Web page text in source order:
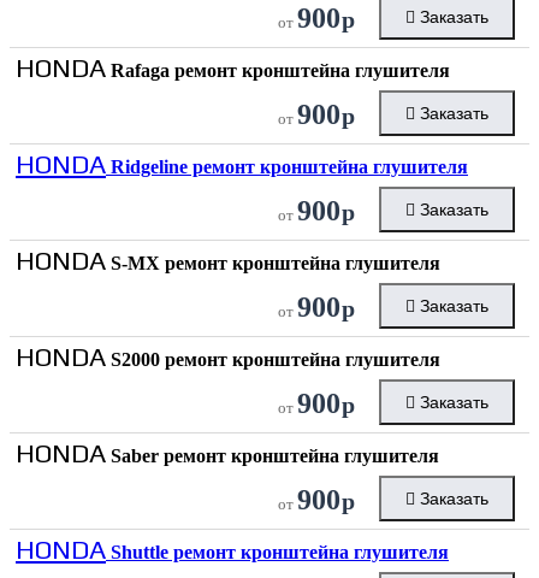
от 900р Заказать
HONDA Rafaga ремонт кронштейна глушителя
от 900р Заказать
HONDA Ridgeline ремонт кронштейна глушителя
от 900р Заказать
HONDA S-MX ремонт кронштейна глушителя
от 900р Заказать
HONDA S2000 ремонт кронштейна глушителя
от 900р Заказать
HONDA Saber ремонт кронштейна глушителя
от 900р Заказать
HONDA Shuttle ремонт кронштейна глушителя